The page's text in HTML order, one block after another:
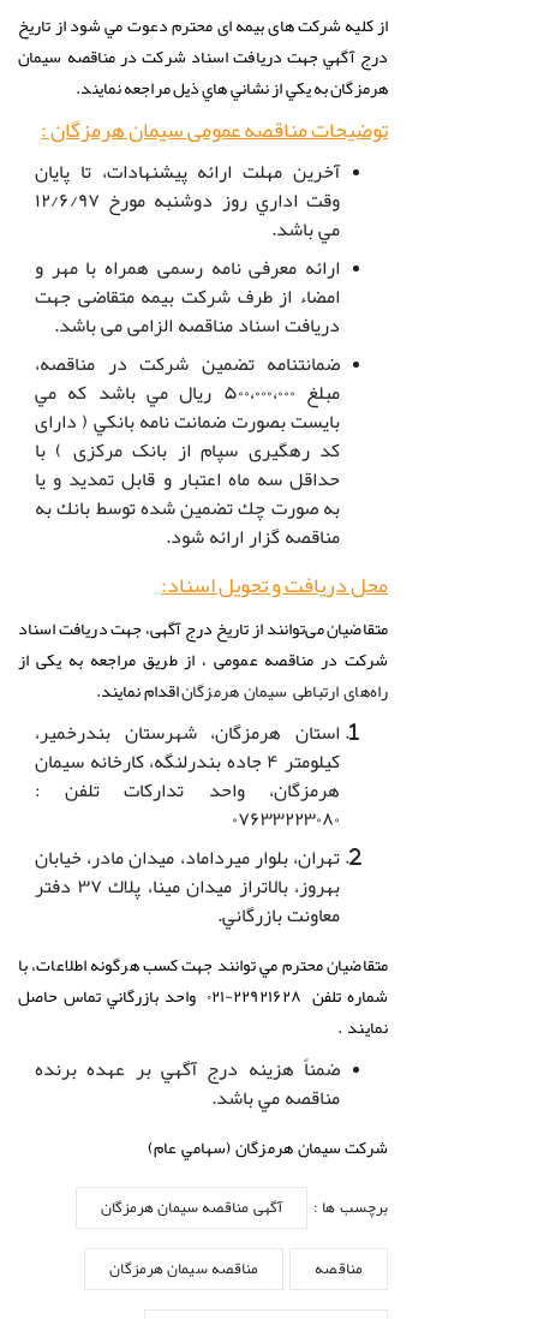
از كليه شرکت های بیمه ای محترم دعوت مي شود از تاريخ
درج آگهي جهت دريافت اسناد شرکت در مناقصه سیمان
هرمزگان به يكي از نشاني هاي ذيل مراجعه نمايند.
توضيحات مناقصه عمومی سیمان هرمزگان:
آخرين مهلت ارائه پيشنهادات، تا پايان
وقت اداري روز دوشنبه مورخ ۱۲/۶/۹۷
مي باشد.
ارائه معرفی نامه رسمی همراه با مهر و
امضاء از طرف شرکت بیمه متقاضی جهت
دریافت اسناد مناقصه الزامی می باشد.
ضمانتنامه تضمين شركت در مناقصه،
مبلغ ۵۰۰،۰۰۰،۰۰۰ ریال مي باشد كه مي
بايست بصورت ضمانت نامه بانكي ( دارای
کد رهگیری سپام از بانک مرکزی ) با
حداقل سه ماه اعتبار و قابل تمديد و يا
به صورت چك تضمين شده توسط بانك به
مناقصه گزار ارائه شود.
محل دريافت و تحويل اسناد:
متقاضیان می‌توانند از تاریخ درج آگهی، جهت دریافت اسناد
شرکت در مناقصه عمومی ، از طریق مراجعه به یکی از
راه‌های ارتباطی سیمان هرمزگاناقدام نمایند.
استان هرمزگان، شهرستان بندرخمير،
كيلومتر ۴ جاده بندرلنگه، كارخانه سيمان
هرمزگان، واحد تداركات تلفن :
۰۷۶۳۳۲۲۳۰۸۰
تهران، بلوار ميرداماد، ميدان مادر، خيابان
بهروز، بالاتراز ميدان مينا، پلاك ۳۷ دفتر
معاونت بازرگاني.
متقاضيان محترم مي توانند جهت كسب هرگونه اطلاعات، با
شماره تلفن ۲۲۹۲۱۶۲۸-۰۲۱ واحد بازرگاني تماس حاصل
نمايند .
ضمناً هزينه درج آگهي بر عهده برنده
مناقصه مي باشد.
شركت سيمان هرمزگان (سهامي عام)
برچسب ها : آگهی مناقصه سیمان هرمزگان
مناقصه مناقصه سیمان هرمزگان